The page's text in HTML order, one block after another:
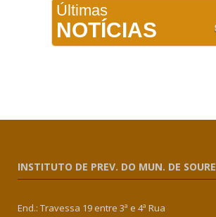
Últimas
NOTÍCIAS
INSTITUTO DE PREV. DO MUN. DE SOURE
End.: Travessa 19 entre 3ª e 4ª Rua